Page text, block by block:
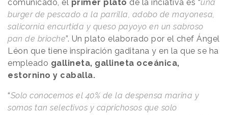
comunicado, el primer plato de la inciativa es “una
burger de pescado a la parrilla, adobo de mayonesa,
salicornia encurtida y queso payoyo en un sabroso
pan de brioche”. Un plato elaborado por el chef Ángel
Léon que tiene inspiración gaditana y en la que se ha
empleado gallineta, gallineta oceánica,
estornino y caballa.
“Solo conocemos el 40% de la despensa marina y
somos tan selectivos y caprichosos que solo